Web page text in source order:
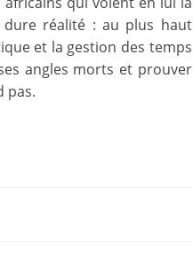
dure réalité : au plus haut
et la gestion des temps
angles morts et prouver
pas.